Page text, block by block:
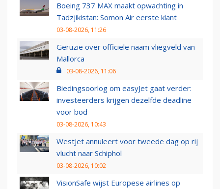
Boeing 737 MAX maakt opwachting in
Tadzjikistan: Somon Air eerste klant
03-08-2026, 11:26
Geruzie over officiële naam vliegveld van
Mallorca
03-08-2026, 11:06
Biedingsoorlog om easyJet gaat verder:
investeerders krijgen dezelfde deadline
voor bod
03-08-2026, 10:43
WestJet annuleert voor tweede dag op rij
vlucht naar Schiphol
03-08-2026, 10:02
VisionSafe wijst Europese airlines op